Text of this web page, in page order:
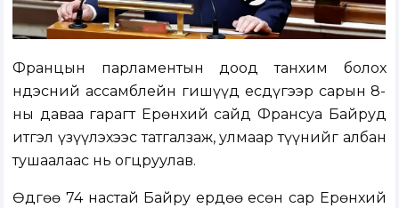
Францын парламентын доод танхим болох
Үндэсний ассамблейн гишүүд есдүгээр сарын 8-
ны даваа гарагт Ерөнхий сайд Франсуа Байруд
итгэл үзүүлэхээс татгалзаж, улмаар түүнийг албан
тушаалаас нь огцруулав.
Өдгөө 74 настай Байру ердөө есөн сар Ерөнхий